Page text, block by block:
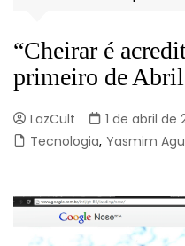
“Cheirar é
primeiro de Abril
LazCult
1 de abril de
Tecnologia, Yasmim